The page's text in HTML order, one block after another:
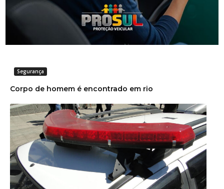
Segurança
Corpo de homem é encontrado em rio